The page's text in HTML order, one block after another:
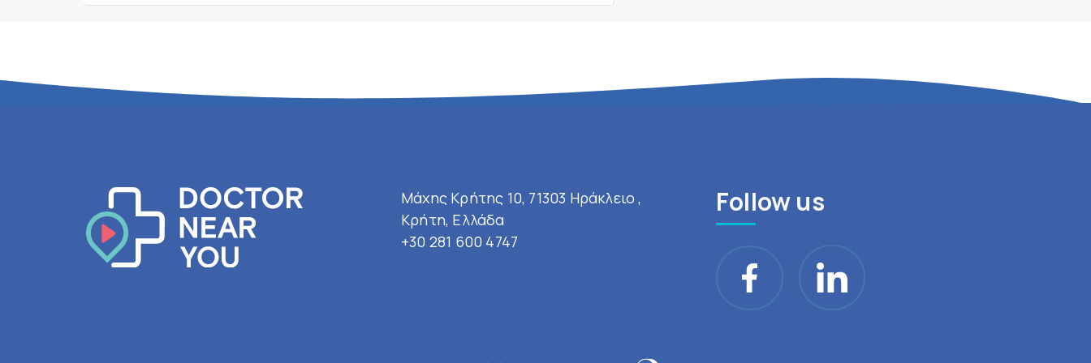
Μάχης Κρήτης 10, 71303 Ηράκλειο ,
Κρήτη, Ελλάδα
+30 281 600 4747
Follow us